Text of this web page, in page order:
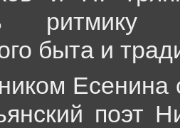
ритмику
быта и
Есенина
поэт